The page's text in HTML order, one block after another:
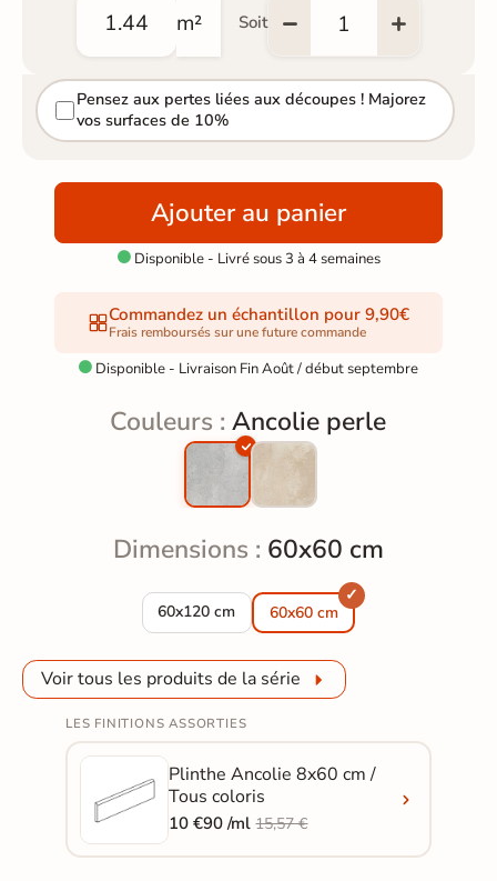
m² Soit
Pensez aux pertes liées aux découpes ! Majorez
vos surfaces de 10%
Ajouter au panier
Disponible - Livré sous 3 à 4 semaines
Commandez un échantillon pour 9,90€
Frais remboursés sur une future commande
 Disponible - Livraison Fin Août / début septembre
Couleurs :Ancolie perle
Dimensions : 60x60 cm
60x120 cm
Carrelage sol extérieur effet pierre Ancolie
60x60 cm
Voir tous les produits de la série
LES FINITIONS ASSORTIES
Plinthe Ancolie 8x60 cm /
Tous coloris
10 €90 /ml15,57 €